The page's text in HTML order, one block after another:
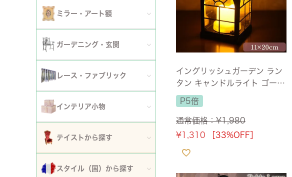
ワゴン
コンソールテーブル
セット
全てのランプ・シャンデリア
シャンデリア・天井照明
ミラー・アート額
ミラー
ウォールデコレーション
ガーデニング・玄関
ガーデンファニチャー
ガーデン装飾・置物・オブジェ
噴水
レース・ファブリック
ティッシュボックスカバー・ダストボックス
テーブルセンター・ランナー
インテリア小物
ティッシュボックスカバー
テイストから探す
ロココ調家具
スタイル（国）から探す
イングリッシュガーデン ラン
タン キャンドルライト ゴール
ド 高さ20cm USB充電
P5倍
通常価格：¥1,980
¥1,310 ［33%OFF］